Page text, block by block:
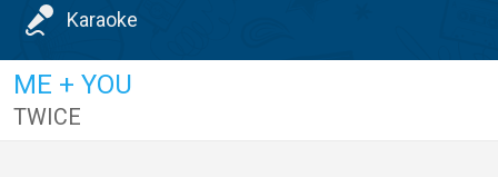
Karaoke
ME + YOU
TWICE